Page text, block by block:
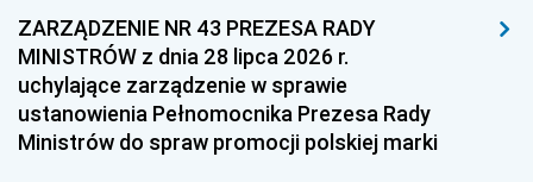
ZARZĄDZENIE NR 43 PREZESA RADY
MINISTRÓW z dnia 28 lipca 2026 r.
uchylające zarządzenie w sprawie
ustanowienia Pełnomocnika Prezesa Rady
Ministrów do spraw promocji polskiej marki